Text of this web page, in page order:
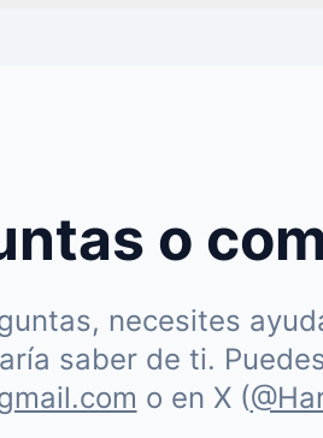
o
necesites
saber de ti.
o en X (